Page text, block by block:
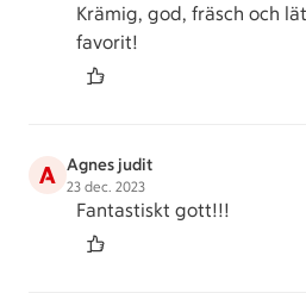
Krämig, god, fräsch och
favorit!
A Agnes judit
23 dec. 2023
Fantastiskt gott!!!